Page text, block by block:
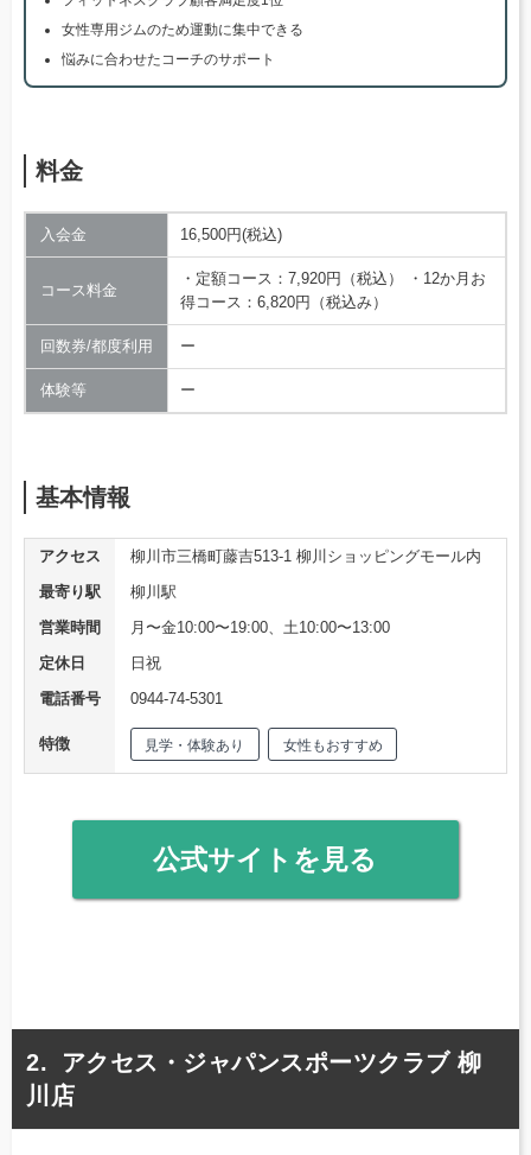
女性専用ジムのため運動に集中できる
悩みに合わせたコーチのサポート
料金
入会金 16,500円(税込)
コース料金
・定額コース：7,920円（税込） ・12か月お
得コース：6,820円（税込み）
回数券/都度利用 ー
体験等 ー
基本情報
アクセス
柳川市三橋町藤吉513-1 柳川ショッピングモール内
最寄り駅
柳川駅
営業時間
月〜金10:00〜19:00、土10:00〜13:00
定休日
日祝
電話番号
0944-74-5301
特徴 見学・体験あり 女性もおすすめ
公式サイトを見る
アクセス・ジャパンスポーツクラブ 柳
川店